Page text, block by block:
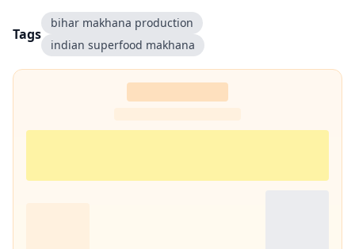
Tags
bihar makhana production
indian superfood makhana